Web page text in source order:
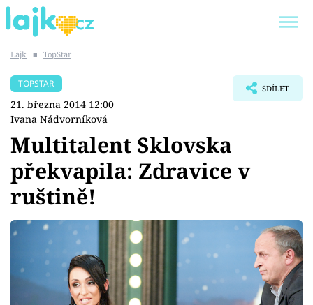
SHOPAHOLICADEL
Témata
Showbyznys
Youtubeři
Virály
Lajk ■ TopStar
TOPSTAR
21. března 2014 12:00
Ivana Nádvorníková
SDÍLET
Multitalent Sklovska
překvapila: Zdravice v
ruštině!